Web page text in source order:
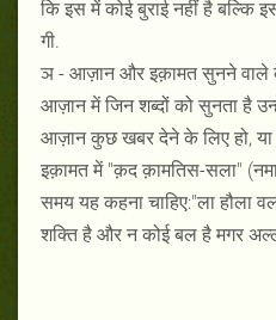
कि इस में कोई बुराई नहीं है बल्कि
गी.
ञ - आज़ान और इक़ामत सुनने वाले
आज़ान में जिन शब्दों को सुनता है
आज़ान कुछ खबर देने के लिए हो,
इक़ामत में "क़द क़ामतिस-सला"
समय यह कहना चाहिए:"ला हौला
शक्ति है और न कोई बल है मगर